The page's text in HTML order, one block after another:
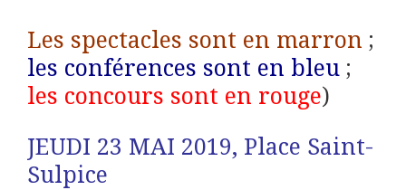
Les spectacles sont en marron ;
les conférences sont en bleu ;
les concours sont en rouge)
JEUDI 23 MAI 2019, Place Saint-
Sulpice